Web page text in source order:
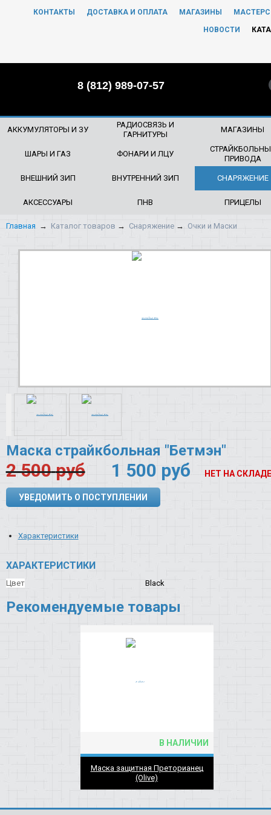
КОНТАКТЫ ДОСТАВКА И ОПЛАТА МАГАЗИНЫ
НОВОСТИ
8 (812) 989-07-57
АККУМУЛЯТОРЫ И ЗУ
РАДИОСВЯЗЬ И
ГАРНИТУРЫ
МАГАЗИНЫ
ШАРЫ И ГАЗ ФОНАРИ И ЛЦУ
ПРИВОДА
ВНЕШНИЙ ЗИП ВНУТРЕННИЙ ЗИП СНАРЯЖЕНИЕ
АКСЕССУАРЫ ПНВ ПРИЦЕЛЫ
Главная → Каталог товаров → Снаряжение→ Очки и Маски
Маска страйкбольная "Бетмэн"
2 500 руб 1 500 руб НЕТ НА СКЛАДЕ
УВЕДОМИТЬ О ПОСТУПЛЕНИИ
Характеристики
ХАРАКТЕРИСТИКИ
Цвет Black
Рекомендуемые товары
В НАЛИЧИИ
Маска защитная Преторианец
(Olive)
ЧТО БУДЕМ ИСКАТЬ?